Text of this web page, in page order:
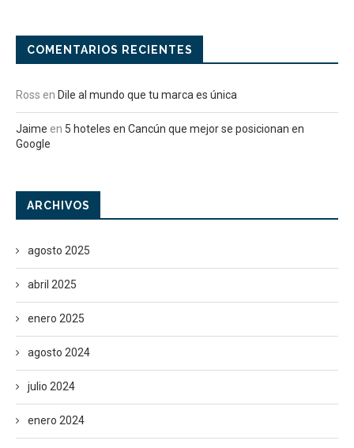
COMENTARIOS RECIENTES
Ross en Dile al mundo que tu marca es única
Jaime en 5 hoteles en Cancún que mejor se posicionan en
Google
ARCHIVOS
agosto 2025
abril 2025
enero 2025
agosto 2024
julio 2024
enero 2024